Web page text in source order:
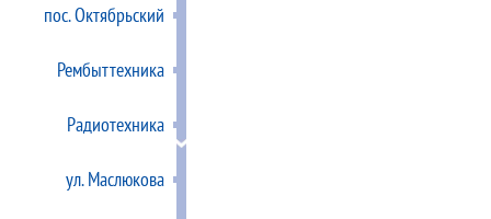
пос. Октябрьский
Рембыттехника
Радиотехника
ул. Маслюкова